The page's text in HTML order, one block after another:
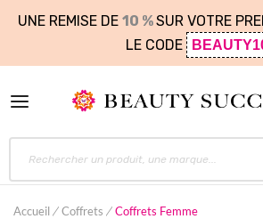
UNE REMISE DE 10 %SUR VOTRE
LE CODE
Accueil Coffrets Coffrets Femme